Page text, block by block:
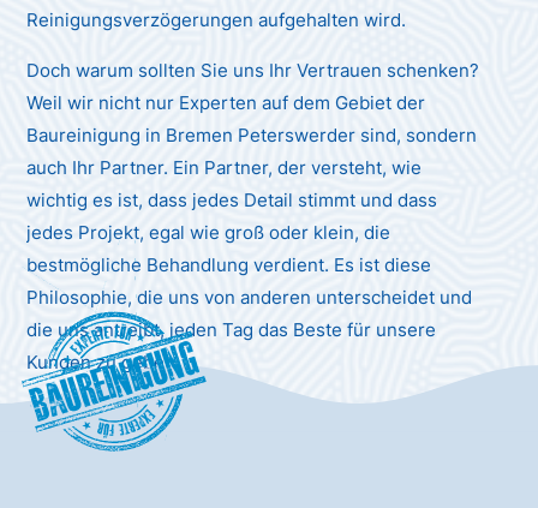
Reinigungsverzögerungen aufgehalten wird.
Doch warum sollten Sie uns Ihr Vertrauen schenken?
Weil wir nicht nur Experten auf dem Gebiet der
Baureinigung in Bremen Peterswerder sind, sondern
auch Ihr Partner. Ein Partner, der versteht, wie
wichtig es ist, dass jedes Detail stimmt und dass
jedes Projekt, egal wie groß oder klein, die
bestmögliche Behandlung verdient. Es ist diese
Philosophie, die uns von anderen unterscheidet und
die uns antreibt, jeden Tag das Beste für unsere
Kunden zu geben.
Baureinigung